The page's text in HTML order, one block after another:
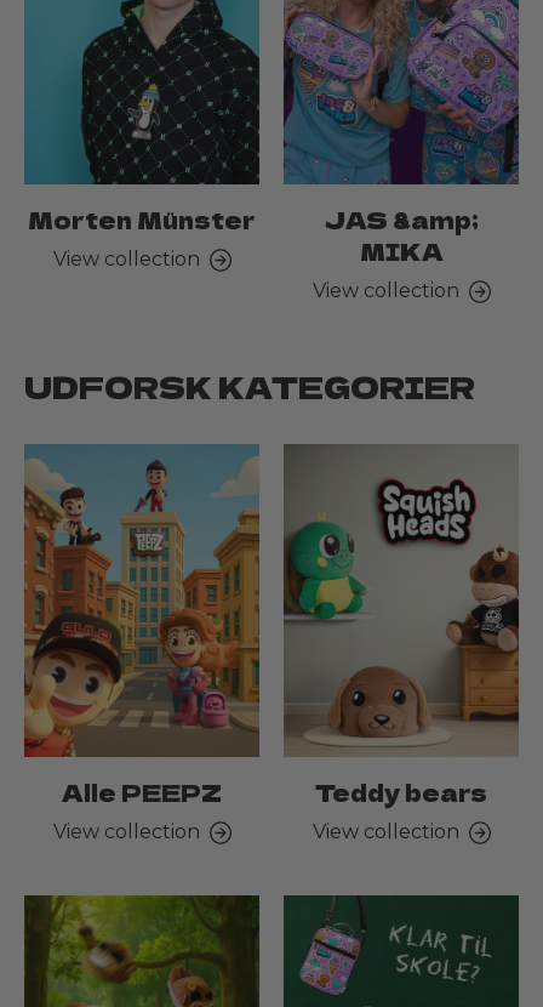
Morten Münster
View collection
JAS &amp;
MIKA
View collection
UDFORSK KATEGORIER
Alle PEEPZ
View collection
Teddy bears
View collection